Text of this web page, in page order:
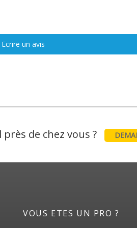
Ecrire un avis
de chez vous ?
VOUS ETES UN PRO ?